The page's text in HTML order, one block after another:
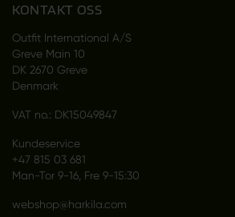
KONTAKT OSS
Outfit International A/S
Greve Main 10
DK 2670 Greve
Denmark
VAT no.: DK15049847
Kundeservice
+47 815 03 681
Man-Tor 9-16, Fre 9-15:30
webshop@harkila.com